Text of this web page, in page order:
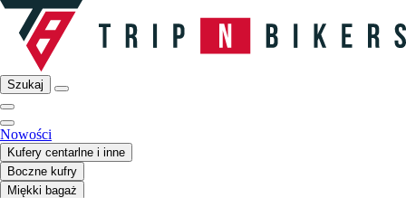
Szukaj
Nowości
Kufery centarlne i inne
Boczne kufry
Miękki bagaż